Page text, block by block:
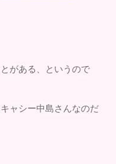
がある、というので
ャシー中島さんなのだ